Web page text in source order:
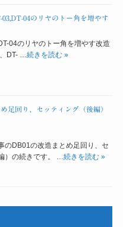
03,DT-04のリヤのトー角を増やす
04のリヤのトー角を増やす改造
DT- …続きを読む »
足回り、セッティング（後編）
のDB01の改造まとめ足回り、セ
）の続きです。 …続きを読む »